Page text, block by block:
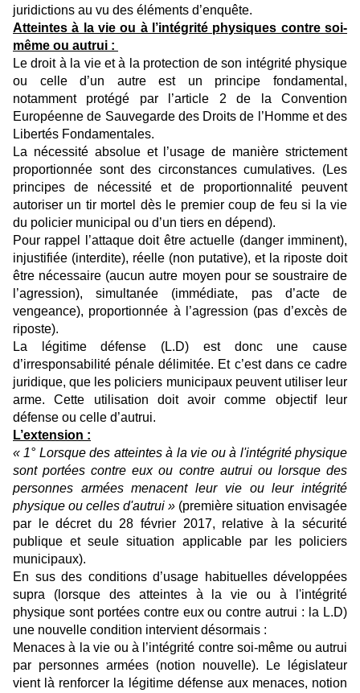
juridictions au vu des éléments d’enquête.
Atteintes à la vie ou à l’intégrité physiques contre soi-
même ou autrui :
Le droit à la vie et à la protection de son intégrité physique
ou celle d’un autre est un principe fondamental,
notamment protégé par l’article 2 de la Convention
Européenne de Sauvegarde des Droits de l’Homme et des
Libertés Fondamentales.
La nécessité absolue et l’usage de manière strictement
proportionnée sont des circonstances cumulatives. (Les
principes de nécessité et de proportionnalité peuvent
autoriser un tir mortel dès le premier coup de feu si la vie
du policier municipal ou d’un tiers en dépend).
Pour rappel l’attaque doit être actuelle (danger imminent),
injustifiée (interdite), réelle (non putative), et la riposte doit
être nécessaire (aucun autre moyen pour se soustraire de
l’agression), simultanée (immédiate, pas d’acte de
vengeance), proportionnée à l’agression (pas d’excès de
riposte).
La légitime défense (L.D) est donc une cause
d’irresponsabilité pénale délimitée. Et c’est dans ce cadre
juridique, que les policiers municipaux peuvent utiliser leur
arme. Cette utilisation doit avoir comme objectif leur
défense ou celle d’autrui.
L’extension :
« 1° Lorsque des atteintes à la vie ou à l'intégrité physique
sont portées contre eux ou contre autrui ou lorsque des
personnes armées menacent leur vie ou leur intégrité
physique ou celles d'autrui » (première situation envisagée
par le décret du 28 février 2017, relative à la sécurité
publique et seule situation applicable par les policiers
municipaux).
En sus des conditions d’usage habituelles développées
supra (lorsque des atteintes à la vie ou à l'intégrité
physique sont portées contre eux ou contre autrui : la L.D)
une nouvelle condition intervient désormais :
Menaces à la vie ou à l’intégrité contre soi-même ou autrui
par personnes armées (notion nouvelle). Le législateur
vient là renforcer la légitime défense aux menaces, notion